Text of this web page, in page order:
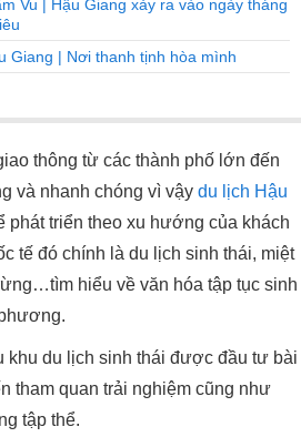
Vu | Hậu Giang xảy ra vào ngày tháng
Giang | Nơi thanh tịnh hòa mình
thông từ các thành phố lớn đến
và nhanh chóng vì vậy du lịch Hậu
phát triển theo xu hướng của khách
tế đó chính là du lịch sinh thái, miệt
hiểu về văn hóa tập tục sinh
khu du lịch sinh thái được đầu tư bài
tham quan trải nghiệm cũng như
tập thể.